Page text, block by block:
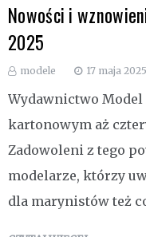
Nowości i
2025
modele 17 maja 2025
Wydawnictwo
kartonowym aż
Zadowoleni z tego
modelarze, którzy
dla marynistów też